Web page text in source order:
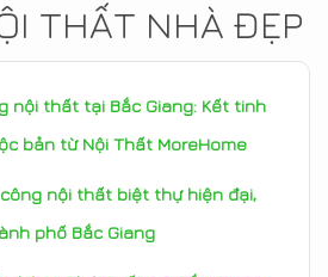
THẤT NHÀ ĐẸP
nội thất tại Bắc Giang: Kết tinh
bản từ Nội Thất MoreHome
nội thất biệt thự hiện đại,
phố Bắc Giang